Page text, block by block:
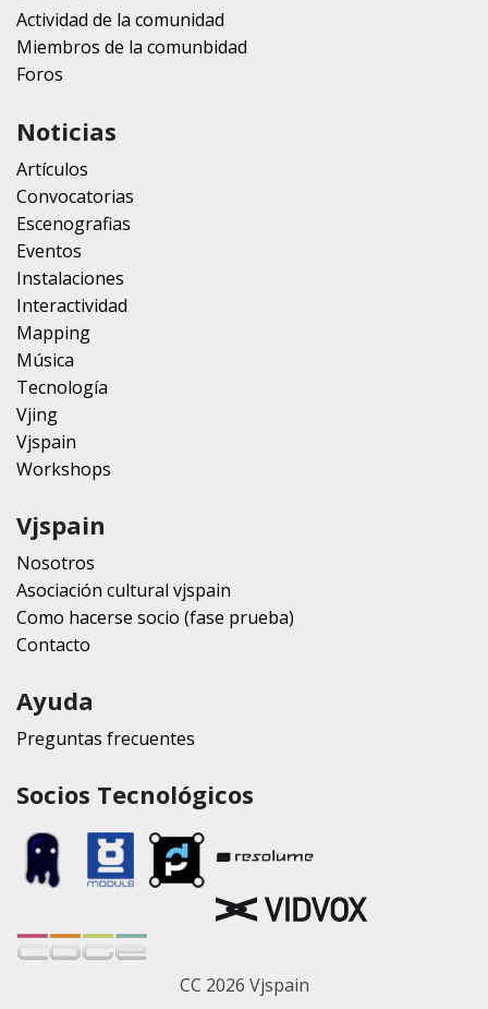
Actividad de la comunidad
Miembros de la comunbidad
Foros
Noticias
Artículos
Convocatorias
Escenografias
Eventos
Instalaciones
Interactividad
Mapping
Música
Tecnología
Vjing
Vjspain
Workshops
Vjspain
Nosotros
Asociación cultural vjspain
Como hacerse socio (fase prueba)
Contacto
Ayuda
Preguntas frecuentes
Socios Tecnológicos
CC 2026 Vjspain